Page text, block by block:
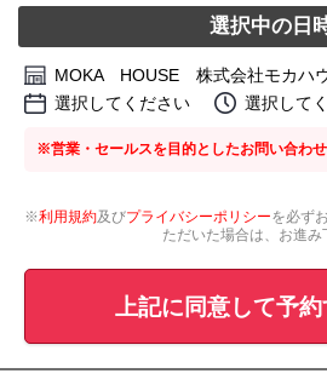
選択中の日
MOKA HOUSE 株式会社モカハ
選択してください
選択して
※営業・セールスを目的としたお問い合わせ
※利用規約及びプライバシーポリシーを必ず
ただいた場合は、お進み
上記に同意して予